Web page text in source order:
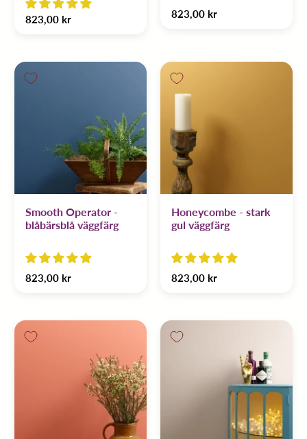
823,00 kr 823,00 kr
Smooth Operator -
blåbärsblå väggfärg
823,00 kr
Honeycombe - stark
gul väggfärg
823,00 kr